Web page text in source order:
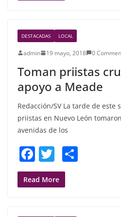
b
o
o
k
DESTACADAS LOCAL
admin 19 mayo, 2018 0
Toman priistas
apoyo a Meade
Redacción/SV La tarde de este
priistas en Nuevo León
avenidas de los
F
a
c
T
w
itt
Read More